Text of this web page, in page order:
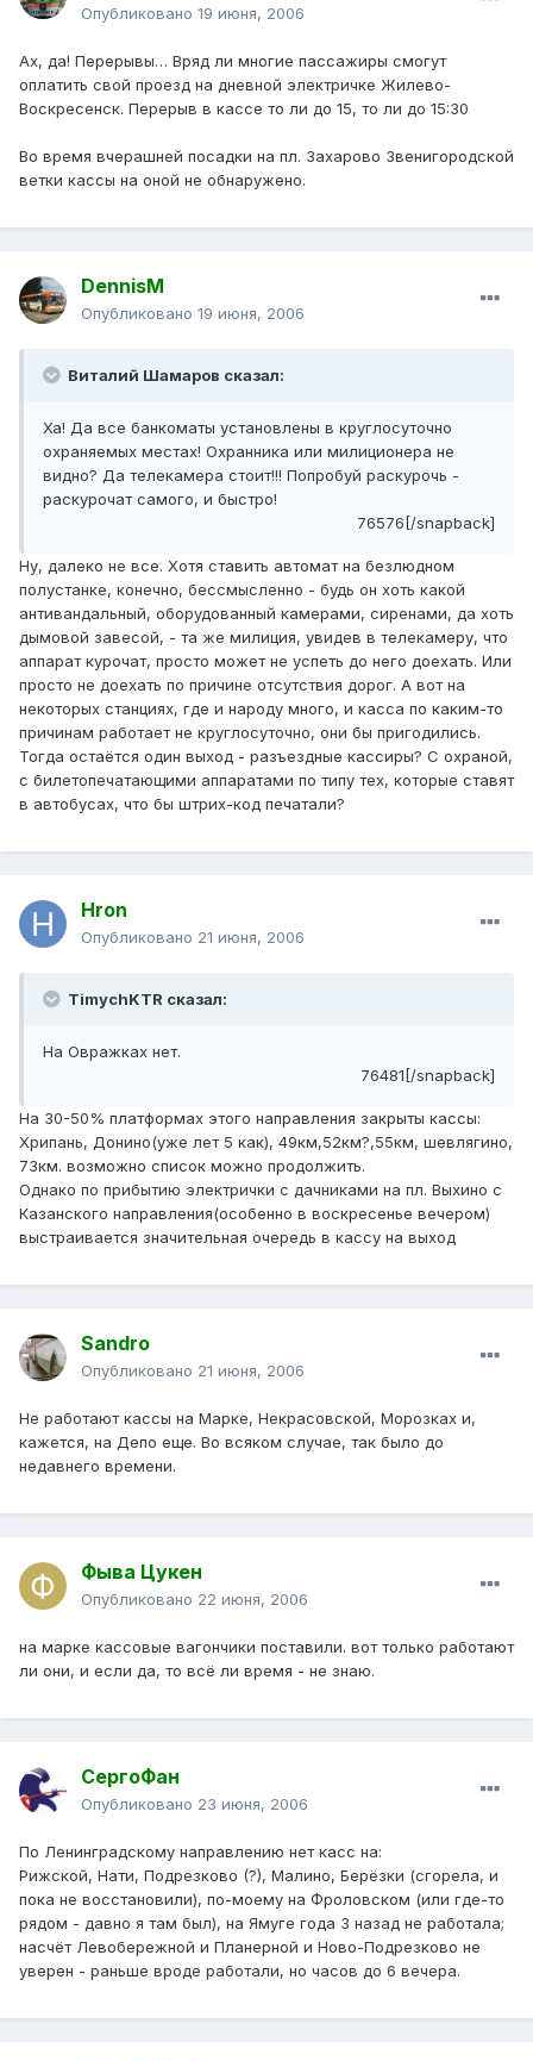
Опубликовано 19 июня, 2006
Ах, да! Перерывы… Вряд ли многие пассажиры смогут
оплатить свой проезд на дневной электричке Жилево-
Воскресенск. Перерыв в кассе то ли до 15, то ли до 15:30
Во время вчерашней посадки на пл. Захарово Звенигородской
ветки кассы на оной не обнаружено.
DennisM
Опубликовано 19 июня, 2006
Виталий Шамаров сказал:
Ха! Да все банкоматы установлены в круглосуточно
охраняемых местах! Охранника или милиционера не
видно? Да телекамера стоит!!! Попробуй раскурочь -
раскурочат самого, и быстро!
76576[/snapback]
Ну, далеко не все. Хотя ставить автомат на безлюдном
полустанке, конечно, бессмысленно - будь он хоть какой
антивандальный, оборудованный камерами, сиренами, да хоть
дымовой завесой, - та же милиция, увидев в телекамеру, что
аппарат курочат, просто может не успеть до него доехать. Или
просто не доехать по причине отсутствия дорог. А вот на
некоторых станциях, где и народу много, и касса по каким-то
причинам работает не круглосуточно, они бы пригодились.
Тогда остаётся один выход - разъездные кассиры? С охраной,
с билетопечатающими аппаратами по типу тех, которые ставят
в автобусах, что бы штрих-код печатали?
Hron
Опубликовано 21 июня, 2006
TimychKTR сказал:
На Овражках нет.
76481[/snapback]
На 30-50% платформах этого направления закрыты кассы:
Хрипань, Донино(уже лет 5 как), 49км,52км?,55км, шевлягино,
73км. возможно список можно продолжить.
Однако по прибытию электрички с дачниками на пл. Выхино с
Казанского направления(особенно в воскресенье вечером)
выстраивается значительная очередь в кассу на выход
Sandro
Опубликовано 21 июня, 2006
Не работают кассы на Марке, Некрасовской, Морозках и,
кажется, на Депо еще. Во всяком случае, так было до
недавнего времени.
Фыва Цукен
Опубликовано 22 июня, 2006
на марке кассовые вагончики поставили. вот только работают
ли они, и если да, то всё ли время - не знаю.
СергоФан
Опубликовано 23 июня, 2006
По Ленинградскому направлению нет касс на:
Рижской, Нати, Подрезково (?), Малино, Берёзки (сгорела, и
пока не восстановили), по-моему на Фроловском (или где-то
рядом - давно я там был), на Ямуге года 3 назад не работала;
насчёт Левобережной и Планерной и Ново-Подрезково не
уверен - раньше вроде работали, но часов до 6 вечера.